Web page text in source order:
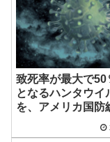
致死率が最大で50
となるハンタウイ
を、アメリカ国防
「空気中の粒子に